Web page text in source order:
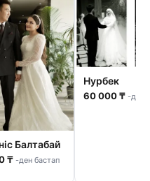
Балтабай
₸ -ден бастап
Нурбек
60 000 ₸ -ден